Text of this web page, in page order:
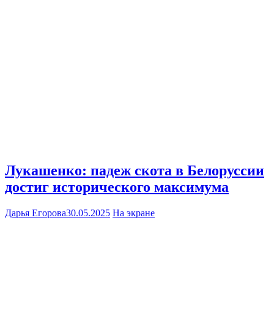
Лукашенко: падеж скота в Белоруссии
достиг исторического максимума
Дарья Егорова30.05.2025 На экране